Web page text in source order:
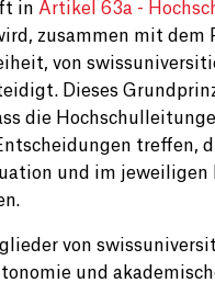
in Artikel 63a -
zusammen mit dem
von
Dieses
die
treffen,
und im jeweiligen
von
und